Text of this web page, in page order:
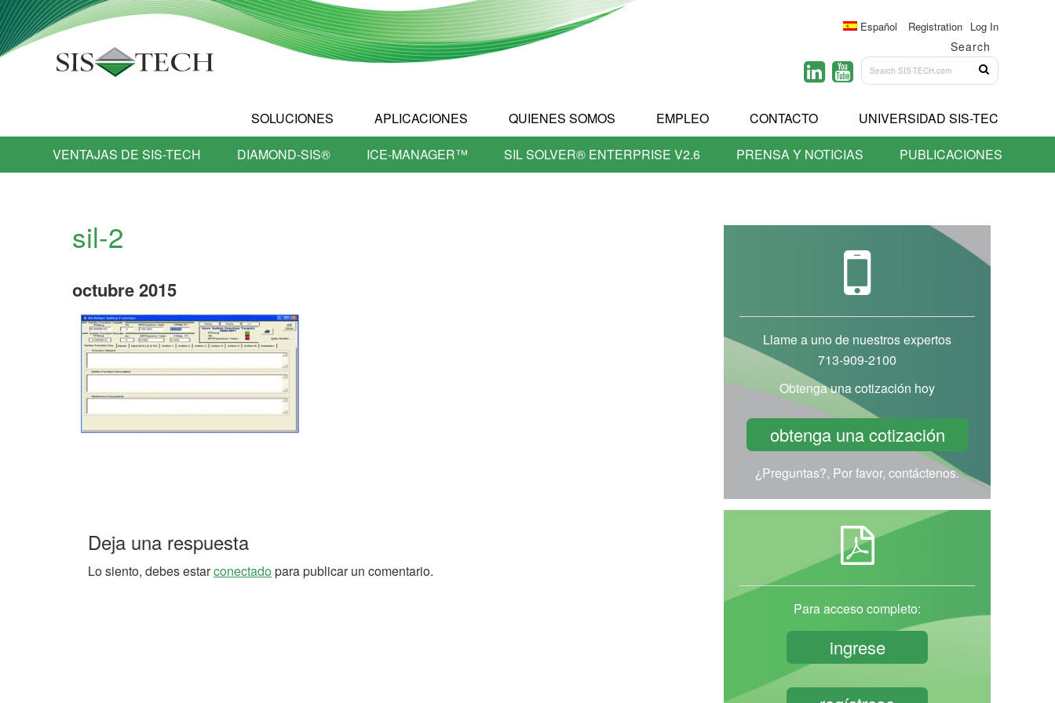
Español Registration Log In
Search
SOLUCIONES APLICACIONES QUIENES SOMOS EMPLEO CONTACTO
UNIVERSIDAD SIS-TEC
VENTAJAS DE SIS-TECH
DIAMOND-SIS® ICE-MANAGER™ SIL SOLVER® ENTERPRISE V2.6 PRENSA Y NOTICIAS PUBLICACIONES
sil-2
octubre2015
Deja una respuesta
Lo siento, debes estarconectadopara publicar un comentario.
Llame a uno de nuestros expertos
713-909-2100
Obtenga una cotización hoy
obtenga una cotización
¿Preguntas?, Por favor, contáctenos.
Para acceso completo:
ingrese